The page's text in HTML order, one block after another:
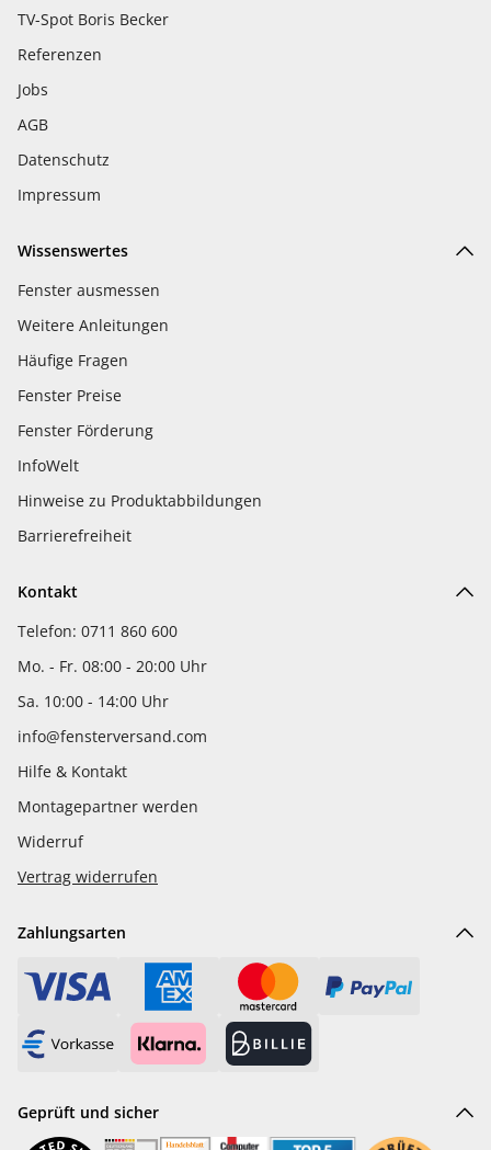
TV-Spot Boris Becker
Referenzen
Jobs
AGB
Datenschutz
Impressum
Wissenswertes
Fenster ausmessen
Weitere Anleitungen
Häufige Fragen
Fenster Preise
Fenster Förderung
InfoWelt
Hinweise zu Produktabbildungen
Barrierefreiheit
Kontakt
Telefon: 0711 860 600
Mo. - Fr. 08:00 - 20:00 Uhr
Sa. 10:00 - 14:00 Uhr
info@fensterversand.com
Hilfe & Kontakt
Montagepartner werden
Widerruf
Vertrag widerrufen
Zahlungsarten
Geprüft und sicher